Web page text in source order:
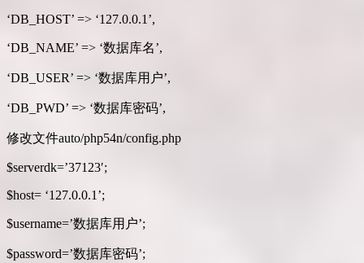
‘DB_HOST’ => ‘127.0.0.1’,
‘DB_NAME’ => ‘数据库名’,
‘DB_USER’ => ‘数据库用户’,
‘DB_PWD’ => ‘数据库密码’,
修改文件auto/php54n/config.php
$serverdk=’37123′;
$host= ‘127.0.0.1’;
$username=’数据库用户’;
$password=’数据库密码’;